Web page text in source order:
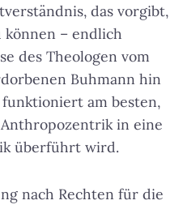
das vorgibt,
können – endlich
des Theologen vom
Buhmann hin
funktioniert am besten,
in eine
überführt wird.
nach Rechten für die